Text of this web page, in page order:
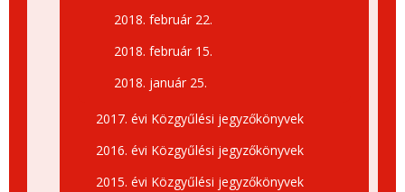
2018. február 22.
2018. február 15.
2018. január 25.
2017. évi Közgyűlési jegyzőkönyvek
2016. évi Közgyűlési jegyzőkönyvek
2015. évi Közgyűlési jegyzőkönyvek